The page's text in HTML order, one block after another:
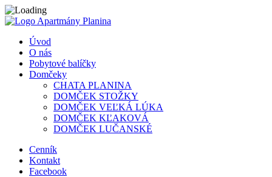
Úvod
O nás
Pobytové balíčky
Domčeky
CHATA PLANINA
DOMČEK STOŽKY
DOMČEK VEĽKÁ LÚKA
DOMČEK KĽAKOVÁ
DOMČEK LUČANSKÉ
Cenník
Kontakt
Facebook